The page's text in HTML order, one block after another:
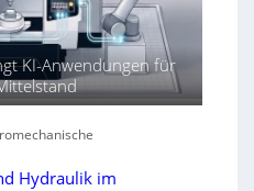
KI-Anwendungen für
Hydraulik im